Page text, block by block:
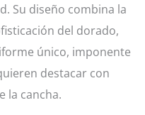
Su diseño combina la
del dorado,
único, imponente
destacar con
la cancha.